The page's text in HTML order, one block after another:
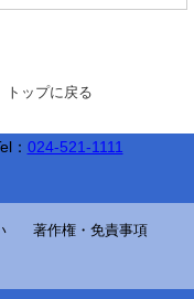
トップに戻る
： 024-521-1111
著作権・免責事項